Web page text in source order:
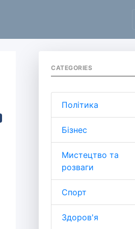
CATEGORIES
Політика
Бізнес
Мистецтво та
розваги
Спорт
Здоров'я